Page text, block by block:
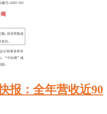
报：全年营收近90